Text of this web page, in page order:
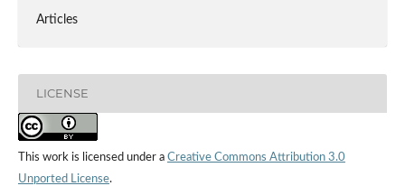
Articles
LICENSE
This work is licensed under a Creative Commons Attribution 3.0
Unported License.